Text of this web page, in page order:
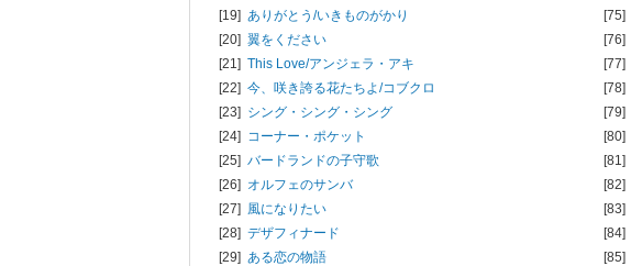
[19] ありがとう/いきものがかり
[20] 翼をください
[21] This Love/アンジェラ・アキ
[22] 今、咲き誇る花たちよ/コブクロ
[23] シング・シング・シング
[24] コーナー・ポケット
[25] バードランドの子守歌
[26] オルフェのサンバ
[27] 風になりたい
[28] デザフィナード
[29] ある恋の物語
[75]
[76]
[77]
[78]
[79]
[80]
[81]
[82]
[83]
[84]
[85]